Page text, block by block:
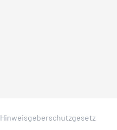
Hinweisgeberschutzgesetz